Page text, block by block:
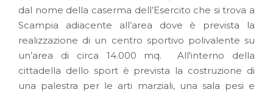
dal nome della caserma dell’Esercito che si trova a
Scampia adiacente all’area dove è prevista la
realizzazione di un centro sportivo polivalente su
un’area di circa 14.000 mq. All'interno della
cittadella dello sport è prevista la costruzione di
una palestra per le arti marziali, una sala pesi e